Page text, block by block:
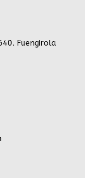
Fuengirola